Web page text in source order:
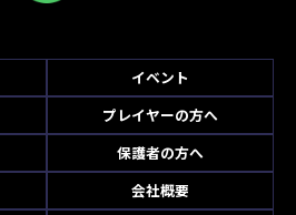
イベント
プレイヤーの方へ
保護者の方へ
会社概要